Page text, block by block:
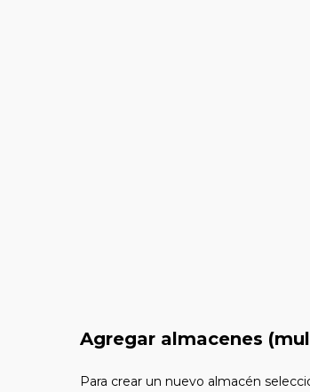
Agregar almacenes
Para crear un nuevo almacén